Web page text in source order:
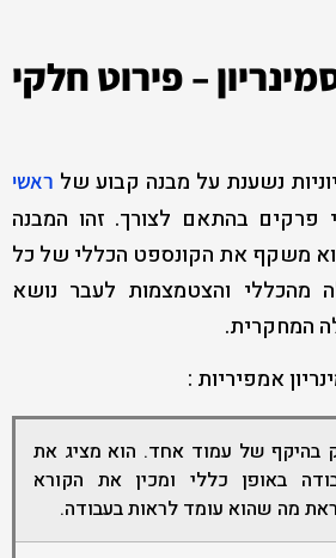
– פירוט חלקי
נשענת על מבנה קבוע של ראשי
פרקים בהתאם לצורך. זהו המבנה
משקף את הקונספט הכללי של כל
מהכללי והצטמצמות לעבר נושא
המחקרית.
אמפיריות :
בהיקף של עמוד אחד. הוא מציג את
באופן כללי ומכין את הקורא
מה שהוא עומד לראות בעבודה.